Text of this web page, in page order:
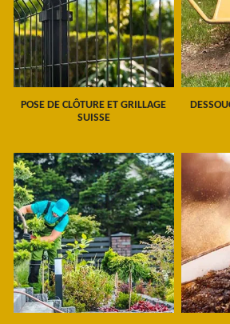
POSE DE CLÔTURE ET GRILLAGE
SUISSE